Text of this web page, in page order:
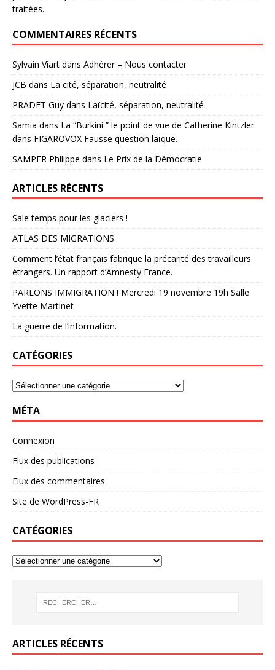
traitées.
COMMENTAIRES RÉCENTS
Sylvain Viart dans Adhérer – Nous contacter
JCB dans Laïcité, séparation, neutralité
PRADET Guy dans Laïcité, séparation, neutralité
Samia dans La “Burkini ” le point de vue de Catherine Kintzler
dans FIGAROVOX Fausse question laïque.
SAMPER Philippe dans Le Prix de la Démocratie
ARTICLES RÉCENTS
Sale temps pour les glaciers !
ATLAS DES MIGRATIONS
Comment l’état français fabrique la précarité des travailleurs
étrangers. Un rapport d’Amnesty France.
PARLONS IMMIGRATION ! Mercredi 19 novembre 19h Salle
Yvette Martinet
La guerre de l’information.
CATÉGORIES
MÉTA
Connexion
Flux des publications
Flux des commentaires
Site de WordPress-FR
CATÉGORIES
ARTICLES RÉCENTS